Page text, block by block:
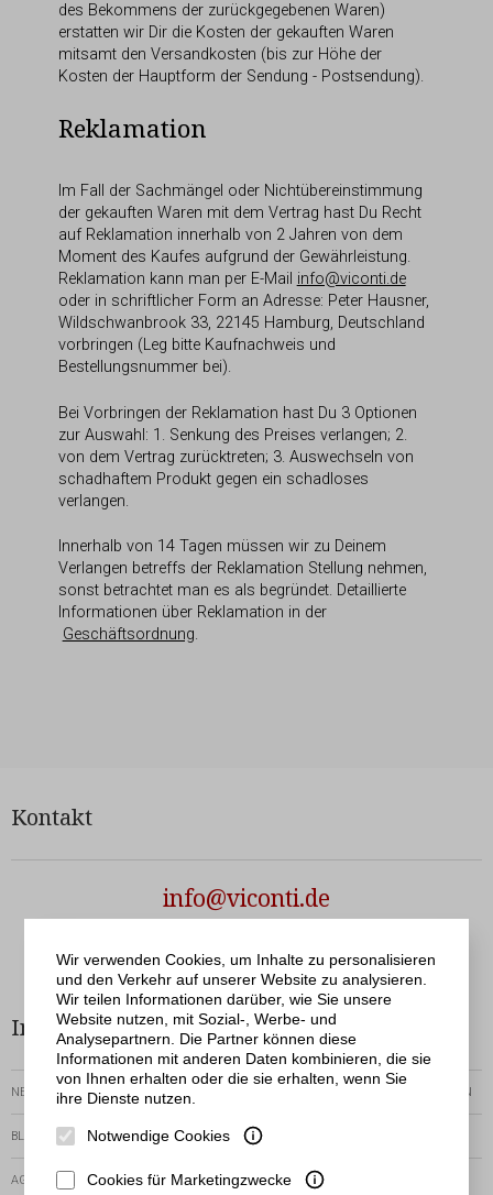
des Bekommens der zurückgegebenen Waren)
erstatten wir Dir die Kosten der gekauften Waren
mitsamt den Versandkosten (bis zur Höhe der
Kosten der Hauptform der Sendung - Postsendung).
Reklamation
Im Fall der Sachmängel oder Nichtübereinstimmung
der gekauften Waren mit dem Vertrag hast Du Recht
auf Reklamation innerhalb von 2 Jahren von dem
Moment des Kaufes aufgrund der Gewährleistung.
Reklamation kann man per E-Mail info@viconti.de
oder in schriftlicher Form an Adresse: Peter Hausner,
Wildschwanbrook 33, 22145 Hamburg, Deutschland
vorbringen (Leg bitte Kaufnachweis und
Bestellungsnummer bei).
Bei Vorbringen der Reklamation hast Du 3 Optionen
zur Auswahl: 1. Senkung des Preises verlangen; 2.
von dem Vertrag zurücktreten; 3. Auswechseln von
schadhaftem Produkt gegen ein schadloses
verlangen.
Innerhalb von 14 Tagen müssen wir zu Deinem
Verlangen betreffs der Reklamation Stellung nehmen,
sonst betrachtet man es als begründet. Detaillierte
Informationen über Reklamation in der
Geschäftsordnung.
Kontakt
info@viconti.de
Netergo
Informationen
NEWSLETTER
BLOG
AGB
Bestellservice
RÜCKGABEN-UND-REKLAMATIONEN
VORHANDENE
Wir verwenden Cookies, um Inhalte zu personalisieren
und den Verkehr auf unserer Website zu analysieren.
Wir teilen Informationen darüber, wie Sie unsere
Website nutzen, mit Sozial-, Werbe- und
Analysepartnern. Die Partner können diese
Informationen mit anderen Daten kombinieren, die sie
von Ihnen erhalten oder die sie erhalten, wenn Sie
ihre Dienste nutzen.
Notwendige Cookies
Cookies für Marketingzwecke